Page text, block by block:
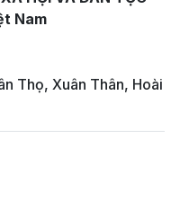
Nam
Thọ, Xuân Thân, Hoài